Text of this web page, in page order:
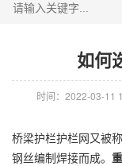
如何
时间：2022-03-11
桥梁护栏护栏网又被
钢丝编制焊接而成。